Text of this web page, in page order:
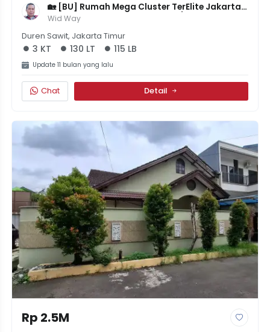
🏡 [BU] Rumah Mega Cluster TerElite Jakarta
Timur - LT 130m² LB 115m² - 3KT/2KM - Harga
Wid Way
Duren Sawit, Jakarta Timur
3 KT 130 LT 115 LB
Update 11 bulan yang lalu
Chat Detail
Rp 2.5M